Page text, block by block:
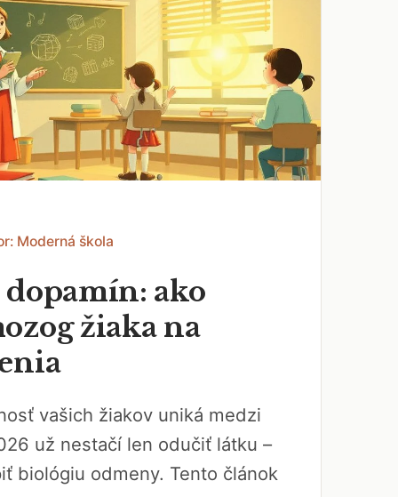
Moderná škola
ako
žiaka na
vašich žiakov uniká medzi
už nestačí len odučiť látku –
biológiu odmeny. Tento článok